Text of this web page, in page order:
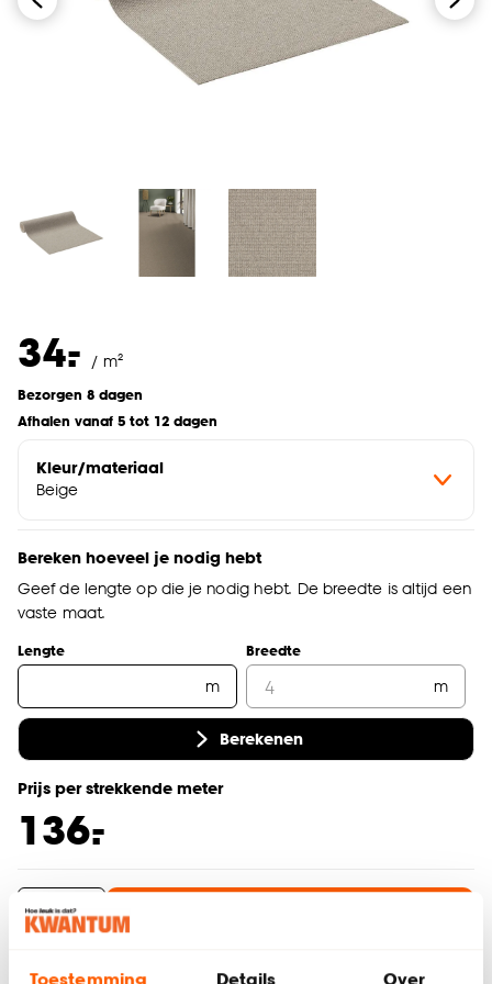
Toestemming Details Over
34.
- / m²
Bezorgen 8 dagen
Afhalen vanaf 5 tot 12 dagen
Kleur/materiaal
Beige
Bereken hoeveel je nodig hebt
Geef de lengte op die je nodig hebt. De breedte is altijd een
vaste maat.
Lengte
m
Breedte
m
Berekenen
Prijs per strekkende meter
136.
-
Thuis laten bezorgen vanaf (+ € 69,99)